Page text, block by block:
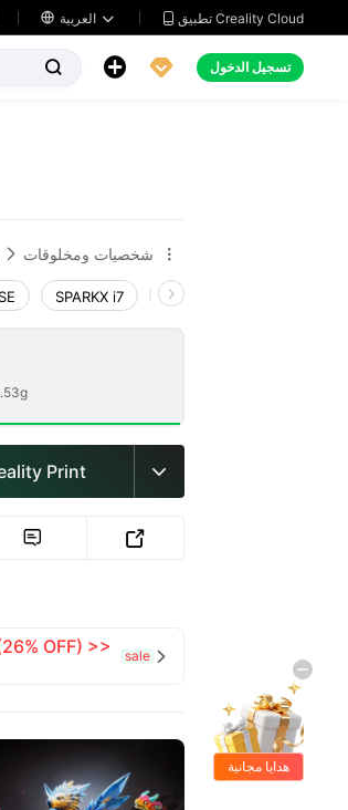
   تطبيق Creality Cloud
   تسجيل الدخول
 شخصيات ومخلوقات 
SPARKX i7 Creality Hi
Print 
 
OFF) >>
sale 
هدايا مجانية